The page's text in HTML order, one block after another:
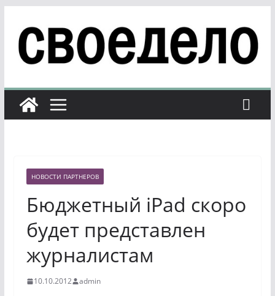
содержимому
НОВОСТИ ПАРТНЕРОВ
Бюджетный iPad скоро
будет представлен
журналистам
10.10.2012 admin